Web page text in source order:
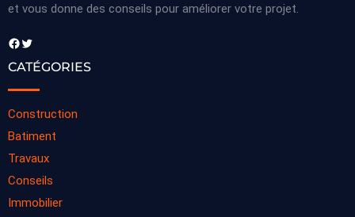
et vous donne des conseils pour améliorer votre projet.
Facebook Twitter
CATÉGORIES
Construction
Batiment
Travaux
Conseils
Immobilier